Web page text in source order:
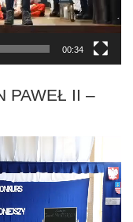
00:34
PAWEŁ II –